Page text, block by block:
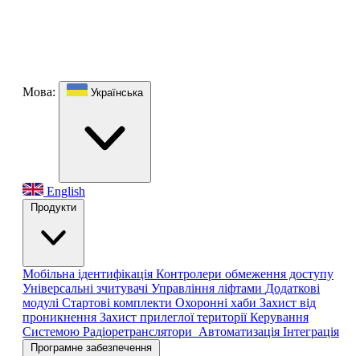
Мова: Українська
English
Продукти
Мобільна ідентифікація Контролери обмеження доступу
Універсальні зчитувачі Управління ліфтами Додаткові
модулі Стартові комплекти Охоронні хаби Захист від
проникнення Захист прилеглої територіїКерування
Системою Радіоретранслятори Автоматизація Інтеграція
Програмне забезпечення